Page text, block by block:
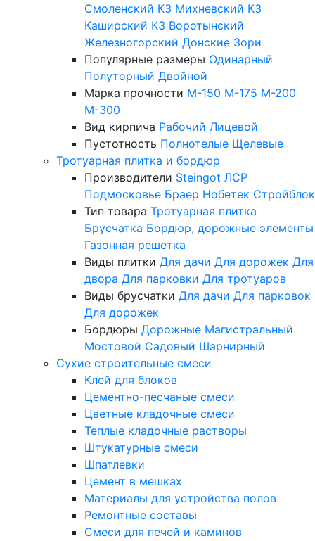
Смоленский КЗ Михневский КЗ
Каширский КЗ Воротынский
Железногорский Донские Зори
Популярные размеры Одинарный
Полуторный Двойной
Марка прочности М-150 М-175 М-200
М-300
Вид кирпича Рабочий Лицевой
Пустотность Полнотелые Щелевые
Тротуарная плитка и бордюр
Производители Steingot ЛСР
Подмосковье Браер Нобетек Стройблок
Тип товара Тротуарная плитка
Брусчатка Бордюр, дорожные элементы
Газонная решетка
Виды плитки Для дачи Для дорожек Для
двора Для парковки Для тротуаров
Виды брусчатки Для дачи Для парковок
Для дорожек
Бордюры Дорожные Магистральный
Мостовой Садовый Шарнирный
Сухие строительные смеси
Клей для блоков
Цементно-песчаные смеси
Цветные кладочные смеси
Теплые кладочные растворы
Штукатурные смеси
Шпатлевки
Цемент в мешках
Материалы для устройства полов
Ремонтные составы
Смеси для печей и каминов